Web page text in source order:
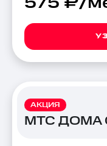
АКЦИЯ
МТС ДОМА